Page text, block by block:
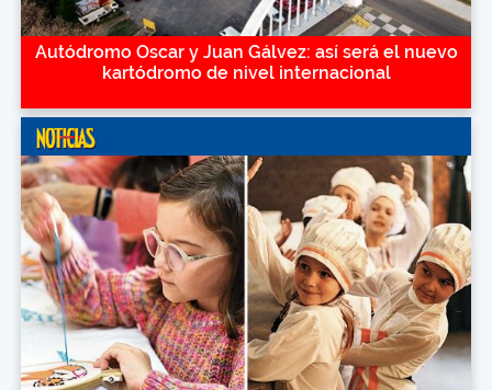
Autódromo Oscar y Juan Gálvez: así será el nuevo
kartódromo de nivel internacional